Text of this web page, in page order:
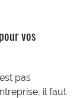
vos
pas
il faut